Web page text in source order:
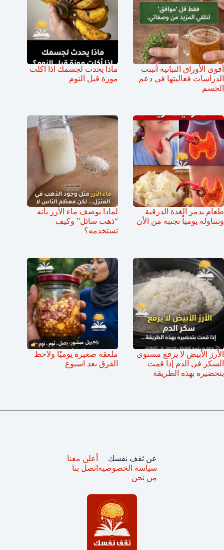
أقوى الأوراق النباتية أثبتت
الدراسات فعاليتها في دعم
الجسم
ماذا يحدث لجسمك اذا اكلت
موزة قبل النوم
طعام يدمر الغدة الدرقية
وتتناوله يومياً تجنبه من الأن
لماذا يوصف ماء الأرز بأنه
“ذهب سائل” وكيف
تستخدمه؟
الأرز الأبيض لا يرفع مستوى
السكر في الدم إذا قمت
بتحضيره بهذه الطريقة
ملعقة صغيرة يوميًا ولاحظ
الفرق بعد اسبوع
عن ثقف نفسك
سياسة الخصوصية
من نحن
أعلن معنا
اتصل بنا